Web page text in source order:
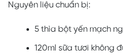
Nguyên liệu chuẩn bị:
5 thìa bột yến mạch
120ml sữa tươi không